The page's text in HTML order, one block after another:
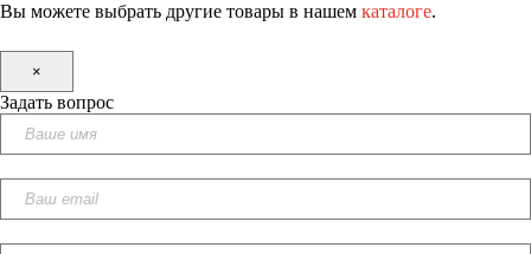
Вы можете выбрать другие товары в нашем каталоге.
×
Задать вопрос